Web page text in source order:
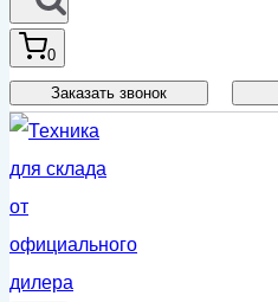
0
Заказать звонок